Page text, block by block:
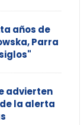
años de
Parra
advierten
la alerta